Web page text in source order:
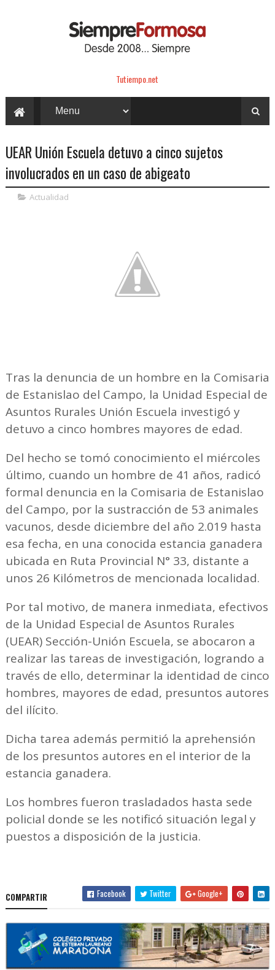
Tutiempo.net
UEAR Unión Escuela detuvo a cinco sujetos
involucrados en un caso de abigeato
Actualidad
Tras la denuncia de un hombre en la Comisaria
de Estanislao del Campo, la Unidad Especial de
Asuntos Rurales Unión Escuela investigó y
detuvo a cinco hombres mayores de edad.
Del hecho se tomó conocimiento el miércoles
último, cuando un hombre de 41 años, radicó
formal denuncia en la Comisaria de Estanislao
del Campo, por la sustracción de 53 animales
vacunos, desde diciembre del año 2.019 hasta
esa fecha, en una conocida estancia ganadera
ubicada en Ruta Provincial N° 33, distante a
unos 26 Kilómetros de mencionada localidad.
Por tal motivo, de manera inmediata, efectivos
de la Unidad Especial de Asuntos Rurales
(UEAR) Sección-Unión Escuela, se abocaron a
realizar las tareas de investigación, logrando a
través de ello, determinar la identidad de cinco
hombres, mayores de edad, presuntos autores
del ilícito.
Dicha tarea además permitió la aprehensión
de los presuntos autores en el interior de la
estancia ganadera.
Los hombres fueron trasladados hasta sede
policial donde se les notificó situación legal y
puestos a disposición de la justicia.
COMPARTIR Facebook Twitter Google+